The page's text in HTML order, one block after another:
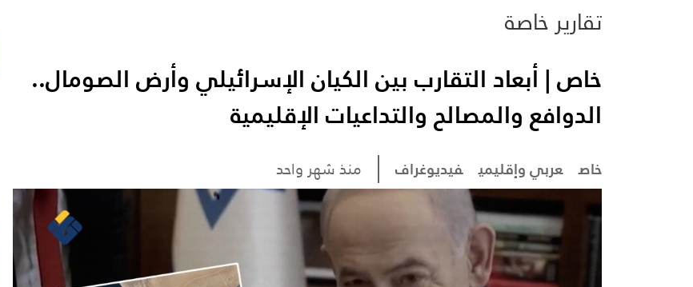
تقارير خاصة
خاص | أبعاد التقارب بين الكيان الإسرائيلي وأرض الصومال..
الدوافع والمصالح والتداعيات الإقليمية
خاص عربي وإقليمي فيديوغراف منذ شهر واحد